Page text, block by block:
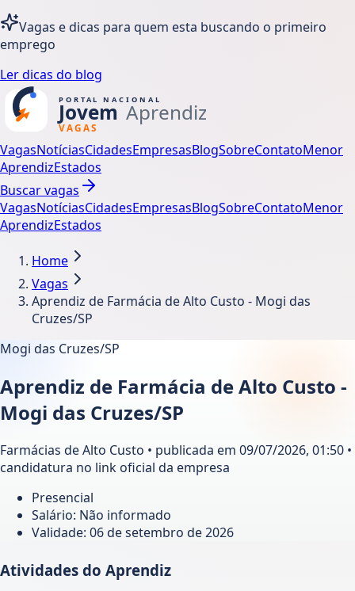
Vagas e dicas para quem esta buscando o primeiro
emprego
Ler dicas do blog
VagasNotíciasCidadesEmpresasBlogSobreContatoMenor
AprendizEstados
Buscar vagas
VagasNotíciasCidadesEmpresasBlogSobreContatoMenor
AprendizEstados
Home
Vagas
Aprendiz de Farmácia de Alto Custo - Mogi das
Cruzes/SP
Mogi das Cruzes/SP
Aprendiz de Farmácia de Alto Custo -
Mogi das Cruzes/SP
Farmácias de Alto Custo • publicada em 09/07/2026, 01:50 •
candidatura no link oficial da empresa
Presencial
Salário: Não informado
Validade: 06 de setembro de 2026
Atividades do Aprendiz